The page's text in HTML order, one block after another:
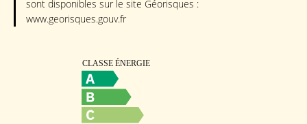
sont disponibles sur le site Géorisques :
www.georisques.gouv.fr